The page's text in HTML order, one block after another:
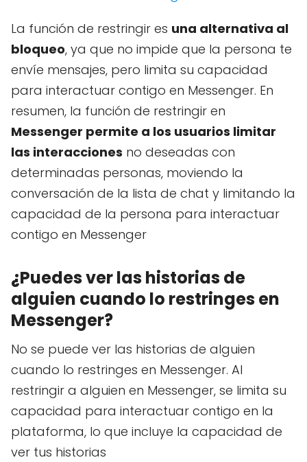
La función de restringir es una alternativa al
bloqueo, ya que no impide que la persona te
envíe mensajes, pero limita su capacidad
para interactuar contigo en Messenger. En
resumen, la función de restringir en
Messenger permite a los usuarios limitar
las interacciones no deseadas con
determinadas personas, moviendo la
conversación de la lista de chat y limitando la
capacidad de la persona para interactuar
contigo en Messenger
¿Puedes ver las historias de
alguien cuando lo restringes en
Messenger?
No se puede ver las historias de alguien
cuando lo restringes en Messenger. Al
restringir a alguien en Messenger, se limita su
capacidad para interactuar contigo en la
plataforma, lo que incluye la capacidad de
ver tus historias